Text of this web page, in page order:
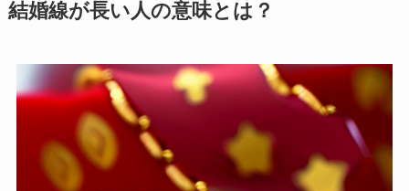
結婚線が長い人の意味とは？